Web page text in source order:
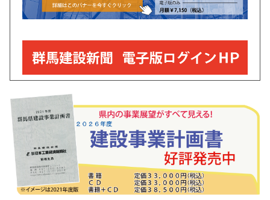
「電子版ログインはこちら」からアクセス
新聞のご購読のお申込みは
＞＞＞こちらから＜＜＜
無料見本紙・広告掲載・発刊物の申込み等は
フリーダイヤル0120-21-3132
またはこちらからお問い合わせ下さい